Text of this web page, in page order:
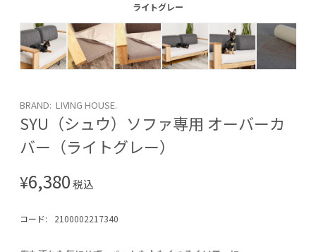
ライトグレー
BRAND: LIVING HOUSE.
SYU（シュウ）ソファ専用 オーバーカ
バー（ライトグレー）
¥6,380税込
コード: 2100002217340